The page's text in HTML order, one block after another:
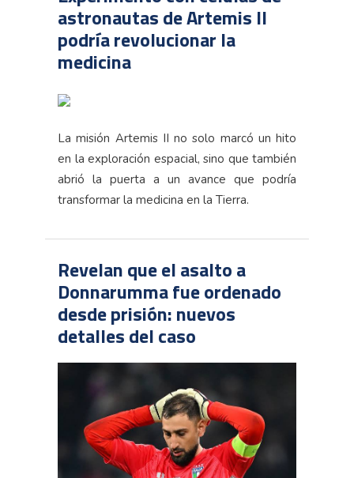
astronautas de Artemis II
podría revolucionar la
medicina
La misión Artemis II no solo marcó un hito
en la exploración espacial, sino que también
abrió la puerta a un avance que podría
transformar la medicina en la Tierra.
Revelan que el asalto a
Donnarumma fue ordenado
desde prisión: nuevos
detalles del caso